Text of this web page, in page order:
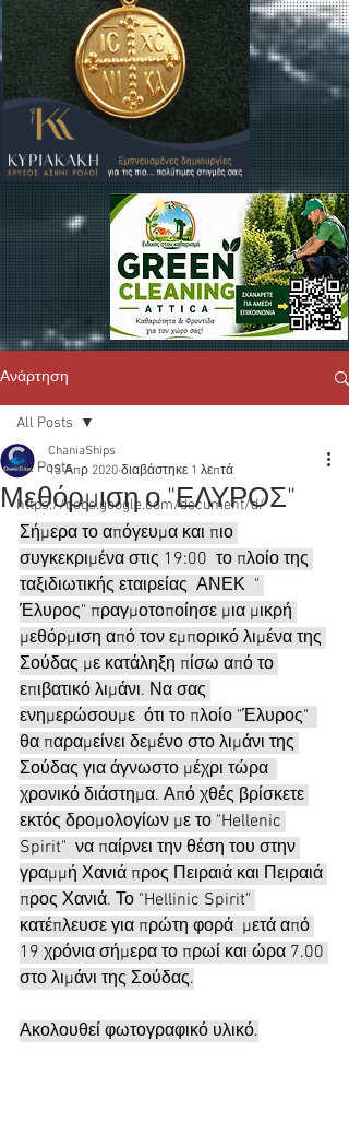
Ανάρτηση
All Posts
https://docs.google.com/document/d/
All Posts
Μεθόρμιση ο "ΕΛΥΡΟΣ"
ChaniaShips
13 Απρ 2020 διαβάστηκε 1 λεπτά
Σήμερα το απόγευμα και πιο
συγκεκριμένα στις 19:00  το πλοίο της
ταξιδιωτικής εταιρείας  ΑΝΕΚ  "
Έλυρος" πραγμοτοποίησε μια μικρή
μεθόρμιση από τον εμπορικό λιμένα της
Σούδας με κατάληξη πίσω από το
επιβατικό λιμάνι. Να σας
ενημερώσουμε  ότι το πλοίο "Έλυρος"
θα παραμείνει δεμένο στο λιμάνι της
Σούδας για άγνωστο μέχρι τώρα
χρονικό διάστημα. Από χθές βρίσκετε
εκτός δρομολογίων με το "Hellenic
Spirit"  να παίρνει την θέση του στην
γραμμή Χανιά προς Πειραιά και Πειραιά
προς Χανιά. Το "Hellinic Spirit"
κατέπλευσε για πρώτη φορά  μετά από
19 χρόνια σήμερα το πρωί και ώρα 7.00
στο λιμάνι της Σούδας.
Ακολουθεί φωτογραφικό υλικό.